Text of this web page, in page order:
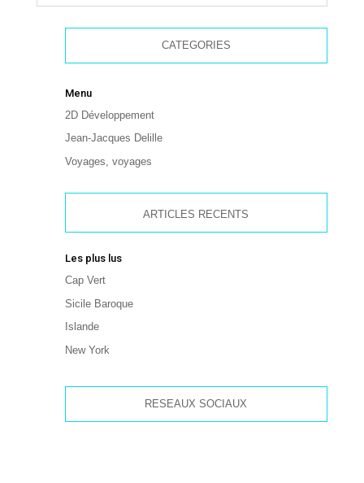
CATEGORIES
Menu
2D Développement
Jean-Jacques Delille
Voyages, voyages
ARTICLES RECENTS
Les plus lus
Cap Vert
Sicile Baroque
Islande
New York
RESEAUX SOCIAUX